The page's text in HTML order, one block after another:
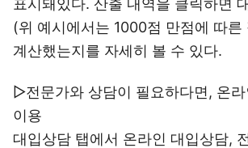
표시돼있다. 산출 내역을 클릭하면
(위 예시에서는 1000점 만점에 따른
계산했는지를 자세히 볼 수 있다.
▷전문가와 상담이 필요하다면, 온
이용
대입상담 탭에서 온라인 대입상담,